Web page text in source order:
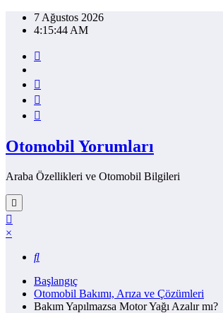
İçeriğe7 Ağustos 2026
4:15:45 AM
Otomobil Yorumları
Araba Özellikleri ve Otomobil Bilgileri
×
Başlangıç
Otomobil Bakımı, Arıza ve Çözümleri
Bakım Yapılmazsa Motor Yağı Azalır mı?